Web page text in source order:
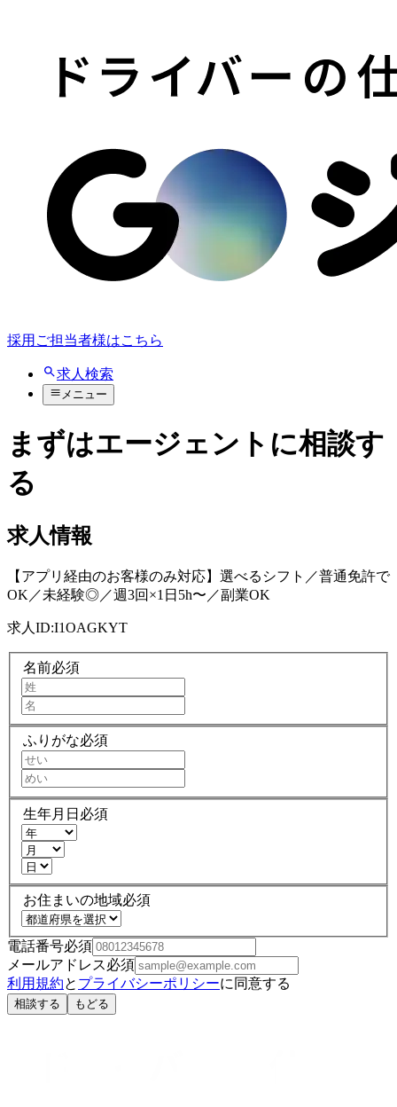
採用ご担当者様はこちら
求人検索
メニュー
まずはエージェントに相談す
る
求人情報
【アプリ経由のお客様のみ対応】選べるシフト／普通免許で
OK／未経験◎／週3回×1日5h〜／副業OK
求人ID:I1OAGKYT
名前必須
ふりがな必須
生年月日 必須
お住まいの地域必須
電話番号必須
メールアドレス必須
利用規約と プライバシーポリシーに同意する
相談する もどる